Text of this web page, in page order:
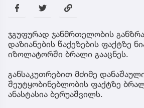
ჯგუფურად ჯანმრთელობის
დაზიანების წაქეზების ფაქტზე
იზოლატორში ბრალი გააცნეს.
განსაკუთრებით მძიმე
შეუტყობინებლობის ფაქტზე
ანასტასია ბერუაშვილს.